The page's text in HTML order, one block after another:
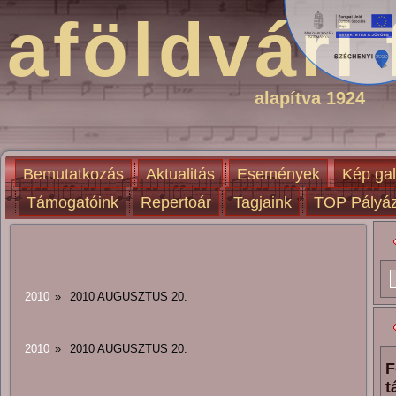
alapítva 1924
Bemutatkozás Aktualitás Események
Kép
Támogatóink
Repertoár Tagjaink TOP
2010 » 2010 AUGUSZTUS 20.
2010 » 2010 AUGUSZTUS 20.